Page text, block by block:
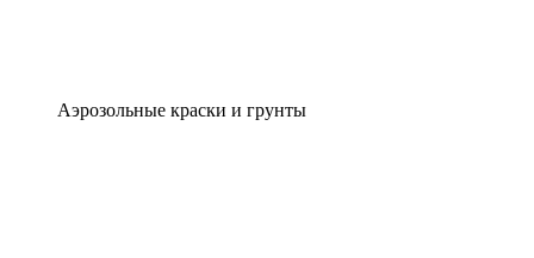
Аэрозольные краски и грунты